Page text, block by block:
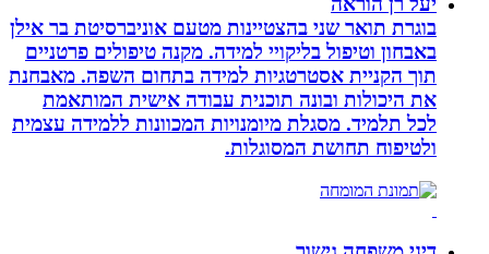
בוגרת תואר שני בהצטיינות מטעם אוניברסיטת בר אילן
באבחון וטיפול בליקויי למידה. מקנה טיפולים פרטניים
תוך הקניית אסטרטגיות למידה בתחום השפה. מאבחנת
את היכולות ובונה תוכנית עבודה אישית המותאמת
לכל תלמיד. מסגלת מיומנויות המכוונות ללמידה עצמית
ולטיפוח תחושת המסוגלות.